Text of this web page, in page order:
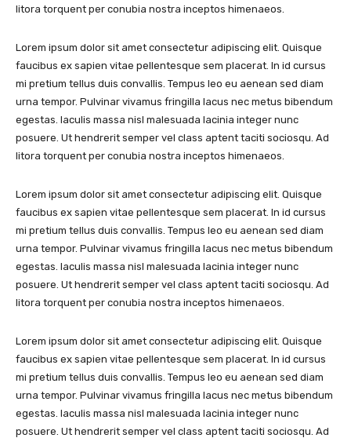
litora torquent per conubia nostra inceptos himenaeos.
Lorem ipsum dolor sit amet consectetur adipiscing elit. Quisque
faucibus ex sapien vitae pellentesque sem placerat. In id cursus
mi pretium tellus duis convallis. Tempus leo eu aenean sed diam
urna tempor. Pulvinar vivamus fringilla lacus nec metus bibendum
egestas. Iaculis massa nisl malesuada lacinia integer nunc
posuere. Ut hendrerit semper vel class aptent taciti sociosqu. Ad
litora torquent per conubia nostra inceptos himenaeos.
Lorem ipsum dolor sit amet consectetur adipiscing elit. Quisque
faucibus ex sapien vitae pellentesque sem placerat. In id cursus
mi pretium tellus duis convallis. Tempus leo eu aenean sed diam
urna tempor. Pulvinar vivamus fringilla lacus nec metus bibendum
egestas. Iaculis massa nisl malesuada lacinia integer nunc
posuere. Ut hendrerit semper vel class aptent taciti sociosqu. Ad
litora torquent per conubia nostra inceptos himenaeos.
Lorem ipsum dolor sit amet consectetur adipiscing elit. Quisque
faucibus ex sapien vitae pellentesque sem placerat. In id cursus
mi pretium tellus duis convallis. Tempus leo eu aenean sed diam
urna tempor. Pulvinar vivamus fringilla lacus nec metus bibendum
egestas. Iaculis massa nisl malesuada lacinia integer nunc
posuere. Ut hendrerit semper vel class aptent taciti sociosqu. Ad